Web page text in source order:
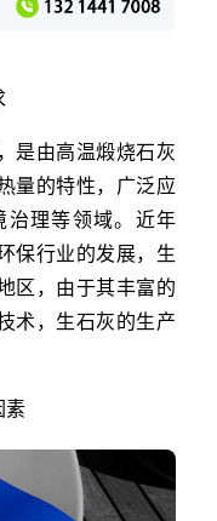
是由高温煅烧石灰
量的特性，广泛应
治理等领域。近年
保行业的发展，生
区，由于其丰富的
术，生石灰的生产
素